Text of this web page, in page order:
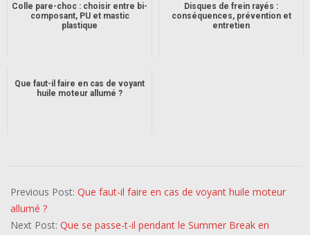
Colle pare-choc : choisir entre bi-
composant, PU et mastic
plastique
Disques de frein rayés :
conséquences, prévention et
entretien
Que faut-il faire en cas de voyant
huile moteur allumé ?
07-
14
Previous Post: Que faut-il faire en cas de voyant huile moteur
allumé ?
Next Post: Que se passe-t-il pendant le Summer Break en